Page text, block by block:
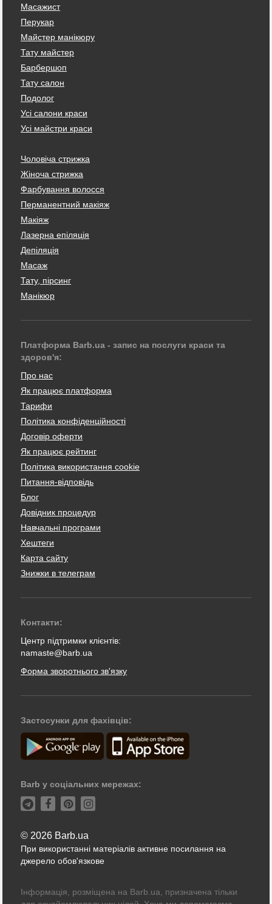
Масажист
Перукар
Майстер манікюру
Тату майстер
Барбершоп
Тату салон
Подолог
Усі салони краси
Усі майстри краси
Чоловіча стрижка
Жіноча стрижка
Фарбування волосся
Перманентний макіяж
Макіяж
Лазерна епіляція
Депіляція
Масаж
Тату, пірсинг
Манікюр
Платформа Barb.ua - запис на послуги краси та
здоров'я:
Про нас
Як працює платформа
Тарифи
Політика конфіденційності
Договір оферти
Як працює рейтинг
Політика використання cookie
Питання-відповідь
Блог
Довідник процедур
Навчальні програми
Хештеги
Карта сайту
Знижки в телеграм
Контакти:
Центр підтримки клієнтів:
namaste@barb.ua
Форма зворотнього зв'язку
Застосунки для фахівців:
Barb у соціальних мережах:
© 2026 Barb.ua
При використанні матеріалів активне посилання на
джерело обов'язкове
Інформація, розміщена на Barb.ua, призначена тільки